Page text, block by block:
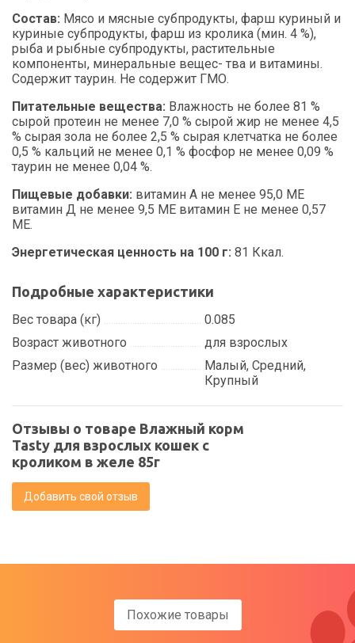
Состав: Мясо и мясные субпродукты, фарш куриный и
куриные субпродукты, фарш из кролика (мин. 4 %),
рыба и рыбные субпродукты, растительные
компоненты, минеральные вещес- тва и витамины.
Содержит таурин. Не содержит ГМО.
Питательные вещества: Влажность не более 81 %
сырой протеин не менее 7,0 % сырой жир не менее 4,5
% сырая зола не более 2,5 % сырая клетчатка не более
0,5 % кальций не менее 0,1 % фосфор не менее 0,09 %
таурин не менее 0,04 %.
Пищевые добавки: витамин А не менее 95,0 МЕ
витамин Д не менее 9,5 МЕ витамин Е не менее 0,57
МЕ.
Энергетическая ценность на 100 г: 81 Ккал.
Подробные характеристики
Вес товара (кг)
0.085
Возраст животного
для взрослых
Размер (вес) животного
Малый, Средний,
Крупный
Отзывы о товаре Влажный корм
Tasty для взрослых кошек с
кроликом в желе 85г
Добавить свой отзыв
Похожие товары